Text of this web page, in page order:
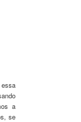
a
se